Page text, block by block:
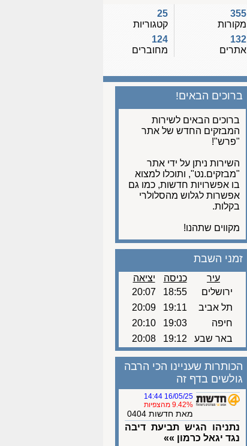
355
מקורות
132
אתרים
25
קטגוריות
124
מחוברים
ברוכים הבאים!
ברוכים הבאים לשירות
המבזקים החדש של אתר
"פרש"!
השירות ניתן על ידי אתר
"מבזקים.נט", ותוכלו למצוא
בו אפשרויות חדשות, כמו גם
אפשרות לגלוש מהסלולרי
בקלות.
מקווים שתהנו!
זמני השבת
עיר כניסה
יציאה
ירושלים
18:55
20:07
תל אביב
19:11
20:09
חיפה
19:03
20:10
באר שבע
19:12
20:08
הכותרות שעניינו הכי הרבה
גולשים בדף זה
16/05/25 14:44
9.42% מהצפיות
מאת חדשות 0404
נתניהו הגיש תביעת דיבה
נגד יגאל כרמון »»